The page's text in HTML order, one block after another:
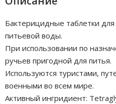
Бактерицидные таблетки
питьевой воды.
При использовании по
ручьев пригодной для питья.
Используются туристами,
военными во всем мире.
Активный ингридиент: